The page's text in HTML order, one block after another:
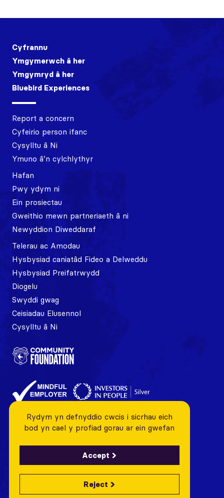
Cyfrannu
Ymgymerwch â her
Ymgymryd â her
Bluebird Experiences
Report a concern
Cyfeirio person ifanc
Cysylltu â Ni
Ymuno â’n cylchlythyr
Hafan
Pwy ydym ni
Ein prosiectau
Gweithio mewn partneriaeth â ni
Newyddion Diweddaraf
Telerau ac Amodau
Hysbysiad caniatâd Fideo a Delweddu
Hysbysiad Preifatrwydd
Diogelu
Swyddi gwag
Ceisiadau Elusennol
Cysylltu â Ni
Rydym yn defnyddio cwcis i sicrhau eich
bod yn cael y profiad gorau ar ein gwefan
Reject
Accept